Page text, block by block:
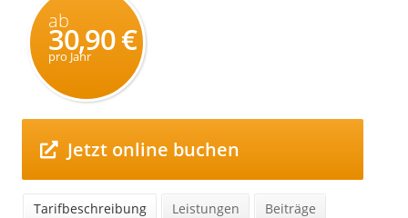
ab
30,90 €
pro Jahr
Jetzt online buchen
Tarifbeschreibung Leistungen
Beiträge